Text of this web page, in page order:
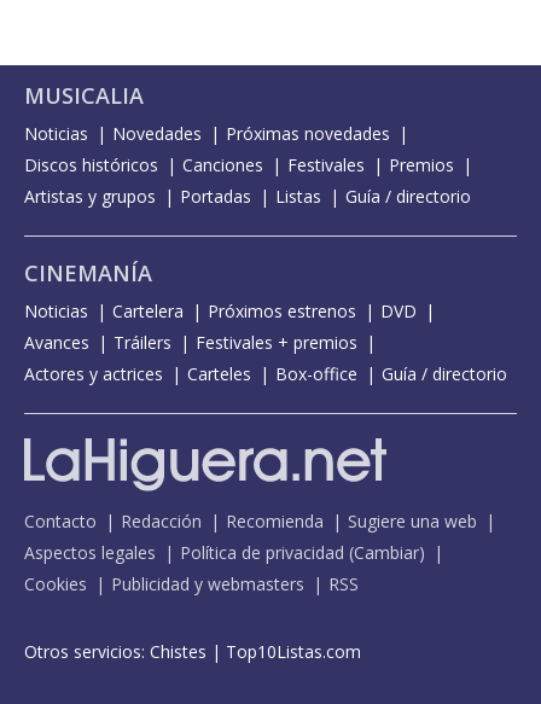
MUSICALIA
Noticias Novedades
Próximas novedades
Discos históricos
Canciones Festivales
Premios
Artistas y grupos
Portadas Listas Guía / directorio
CINEMANÍA
Noticias Cartelera Próximos estrenos
DVD
Avances
Tráilers
Festivales + premios
Actores y actrices
Carteles Box-office Guía / directorio
Contacto Redacción Recomienda
Sugiere una web
Aspectos legales
Política de privacidad (Cambiar)
Cookies
Publicidad y webmasters RSS
Otros servicios: Chistes | Top10Listas.com